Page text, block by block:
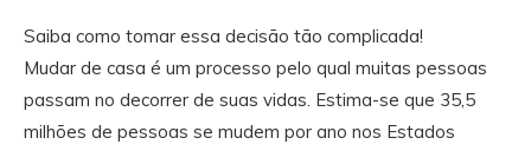
Saiba como tomar essa decisão tão complicada!
Mudar de casa é um processo pelo qual muitas pessoas
passam no decorrer de suas vidas. Estima-se que 35,5
milhões de pessoas se mudem por ano nos Estados